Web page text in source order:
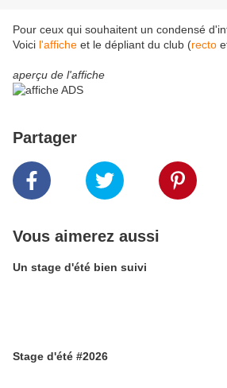
Pour ceux qui souhaitent un condensé
Voici l'affiche et le dépliant du club (recto
aperçu de l'affiche
Partager
Vous aimerez aussi
Un stage d'été bien suivi
Stage d'été #2026